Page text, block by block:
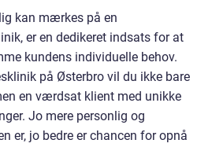
kan mærkes på en
er en dedikeret indsats for at
kundens individuelle behov.
på Østerbro vil du ikke bare
en værdsat klient med unikke
Jo mere personlig og
er, jo bedre er chancen for opnå